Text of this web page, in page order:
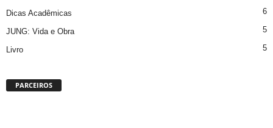
Dicas Acadêmicas 6
JUNG: Vida e Obra 5
Livro 5
PARCEIROS